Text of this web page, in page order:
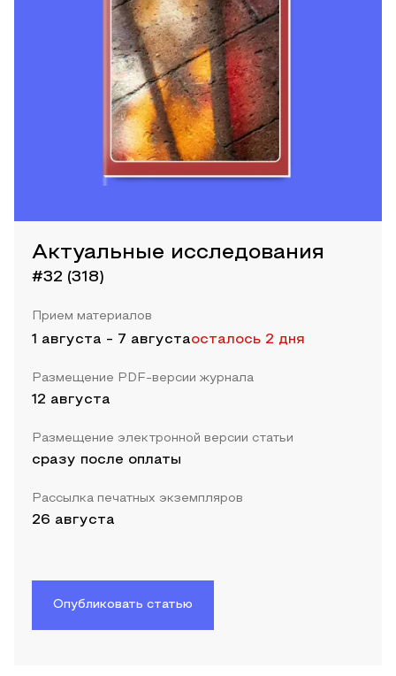
Актуальные исследования
#32 (318)
Прием материалов
1 августа - 7 августаосталось 2 дня
Размещение PDF-версии журнала
12 августа
Размещение электронной версии статьи
сразу после оплаты
Рассылка печатных экземпляров
26 августа
Опубликовать статью